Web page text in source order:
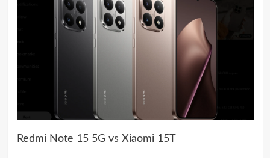
Redmi Note 15 5G vs Xiaomi 15T